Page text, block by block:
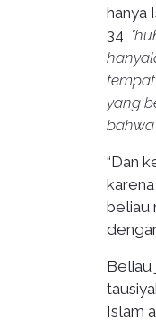
hanya
34,
yang
“Dan
beliau
Beliau
Islam